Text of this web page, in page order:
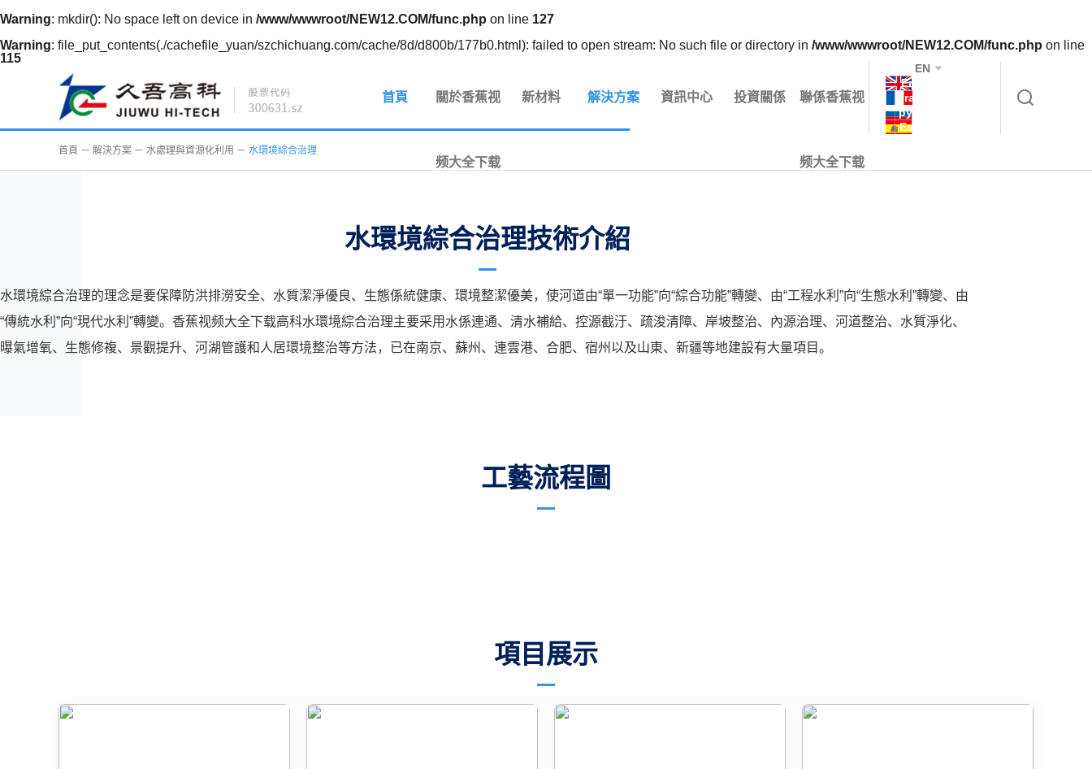
Warning: mkdir(): No space left on device in /www/wwwroot/NEW12.COM/func.php on line 127
Warning: file_put_contents(./cachefile_yuan/szchichuang.com/cache/8d/d800b/177b0.html): failed to open stream: No such file or directory in /www/wwwroot/NEW12.COM/func.php on line
115
首頁 關於香蕉视
频大全下载
新材料 解決方案 資訊中心 投資關係 聯係香蕉视
频大全下载
EN
English
français
русский
Español
首頁 － 解決方案 － 水處理與資源化利用 － 水環境綜合治理
水環境綜合治理技術介紹
水環境綜合治理的理念是要保障防洪排澇安全、水質潔淨優良、生態係統健康、環境整潔優美，使河道由“單一功能”向“綜合功能”轉變、由“工程水利”向“生態水利”轉變、由
“傳統水利”向“現代水利”轉變。香蕉视频大全下载高科水環境綜合治理主要采用水係連通、清水補給、控源截汙、疏浚清障、岸坡整治、內源治理、河道整治、水質淨化、
曝氣增氧、生態修複、景觀提升、河湖管護和人居環境整治等方法，已在南京、蘇州、連雲港、合肥、宿州以及山東、新疆等地建設有大量項目。
工藝流程圖
項目展示